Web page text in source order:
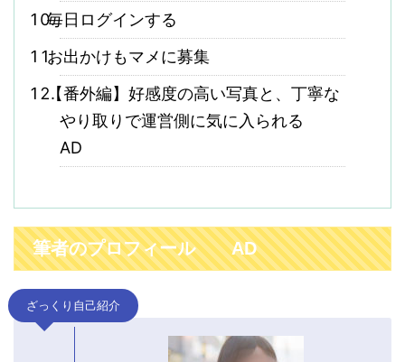
毎日ログインする
お出かけもマメに募集
【番外編】好感度の高い写真と、丁寧な
やり取りで運営側に気に入られる
AD
筆者のプロフィール AD
ざっくり自己紹介